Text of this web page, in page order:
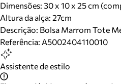
Dimensões: 30 x 10 x 25 cm
Altura da alça: 27cm
Descrição: Bolsa Marrom Tote
Referência: A5002404110010
Assistente de estilo